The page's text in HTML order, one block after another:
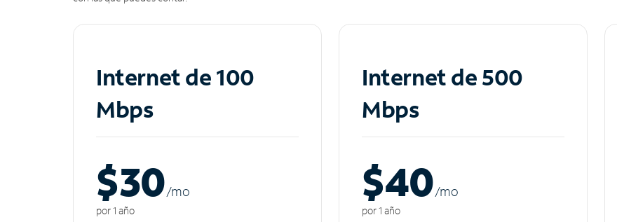
Internet de 100
Mbps
$30/mo
por 1 año
Internet de 500
Mbps
$40/mo
por 1 año